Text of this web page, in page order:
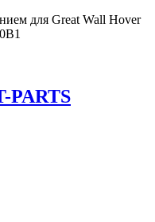
для Great Wall Hover
PARTS